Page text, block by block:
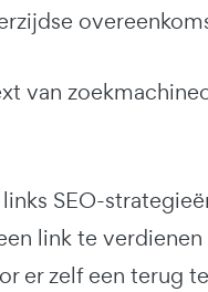
van
SEO-
link te
er zelf een terug